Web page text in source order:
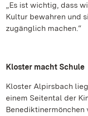
„Es ist wichtig, dass
Kultur bewahren und
zugänglich machen.“
Kloster macht Schule
Kloster Alpirsbach
einem Seitental der
Benediktinermönchen